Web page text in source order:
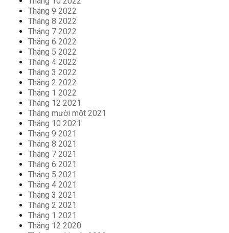
Tháng 9 2022
Tháng 8 2022
Tháng 7 2022
Tháng 6 2022
Tháng 5 2022
Tháng 4 2022
Tháng 3 2022
Tháng 2 2022
Tháng 1 2022
Tháng 12 2021
Tháng mười một 2021
Tháng 10 2021
Tháng 9 2021
Tháng 8 2021
Tháng 7 2021
Tháng 6 2021
Tháng 5 2021
Tháng 4 2021
Tháng 3 2021
Tháng 2 2021
Tháng 1 2021
Tháng 12 2020